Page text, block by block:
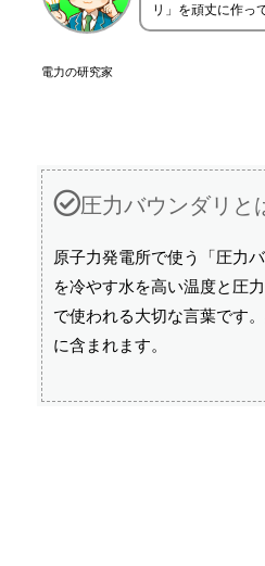
電力の研究家
リ」を頑丈に作っ
圧力バウンダリと
原子力発電所で使う「圧力
を冷やす水を高い温度と圧
で使われる大切な言葉です
に含まれます。